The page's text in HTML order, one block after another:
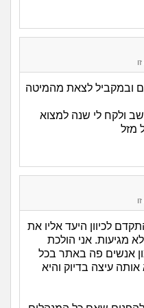
ובמקביל לצאת מהמיטה
ולקח לי שנה למצוא
מזל
לכיוון היעד אליו את
מגיעות. אני הולכת
אנשים פה באתר בכל
עיצה בדיוק והיא